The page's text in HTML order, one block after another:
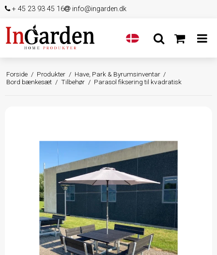
+ 45 23 93 45 16 info@ingarden.dk
Forside / Produkter / Have, Park & Byrumsinventar /
Bord bænkesæt / Tilbehør / Parasol fiksering til kvadratisk